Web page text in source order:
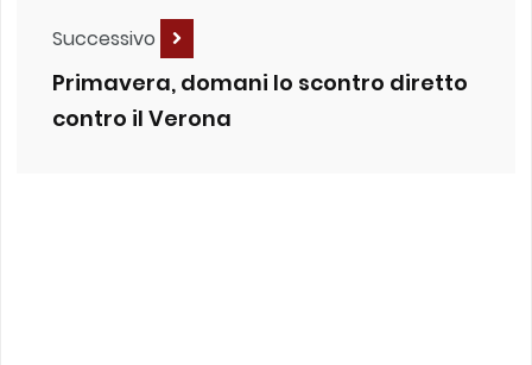
Successivo
Primavera, domani lo scontro diretto
contro il Verona